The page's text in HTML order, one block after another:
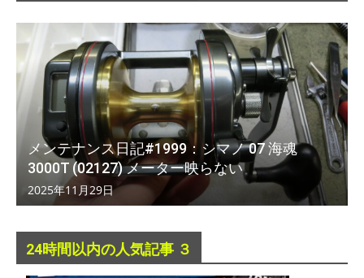
メンテナンス日記#1999：シマノ 07 海魂
3000T (02127) メーター映らない
2025年11月29日
24時間以内の人気記事 ３